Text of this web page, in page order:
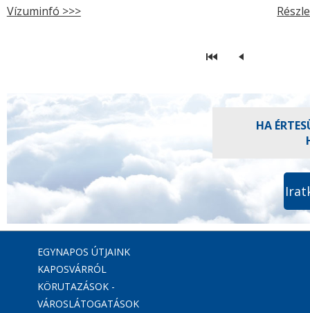
Vízuminfó >>>
HA
EGYNAPOS ÚTJAINK
KAPOSVÁRRÓL
KÖRUTAZÁSOK -
VÁROSLÁTOGATÁSOK